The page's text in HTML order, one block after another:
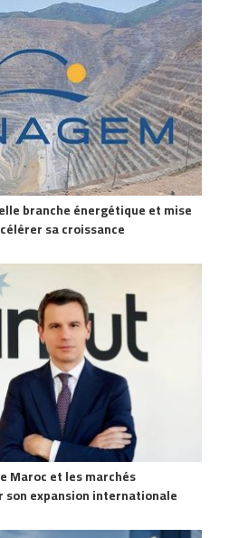
branche énergétique et mise
sa croissance
Maroc et les marchés
expansion internationale